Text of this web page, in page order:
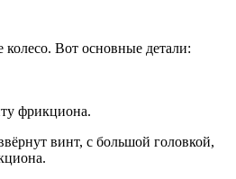
колесо. Вот основные детали:
фрикциона.
винт, с большой головкой,